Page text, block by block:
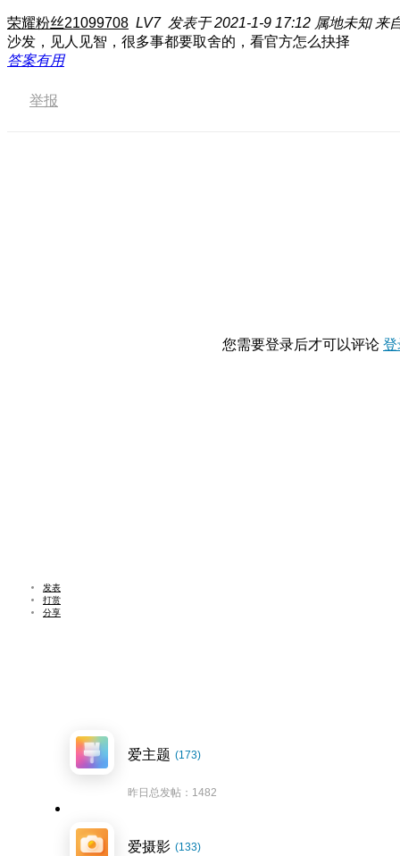
荣耀粉丝21099708 LV7 发表于 2021-1-9 17:12 属地未知 来
沙发，见人见智，很多事都要取舍的，看官方怎么抉择
答案有用
举报
您需要登录后才可以评论 登
发表
打赏
分享
爱主题 (173)
昨日总发帖：1482
爱摄影 (133)